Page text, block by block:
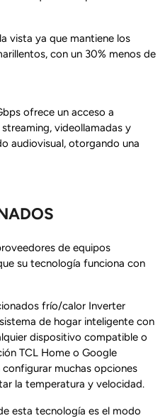
vista ya que mantiene los
con un 30% menos de
ofrece un acceso a
videollamadas y
audiovisual, otorgando una
de equipos
su tecnología funciona con
frío/calor Inverter
de hogar inteligente con
dispositivo compatible o
TCL Home o Google
configurar muchas opciones
la temperatura y velocidad.
esta tecnología es el modo